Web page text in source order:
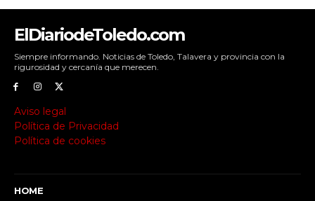
ElDiariodeToledo.com
Siempre informando. Noticias de Toledo, Talavera y provincia con la
rigurosidad y cercanía que merecen.
Aviso legal
Política de Privacidad
Política de cookies
HOME